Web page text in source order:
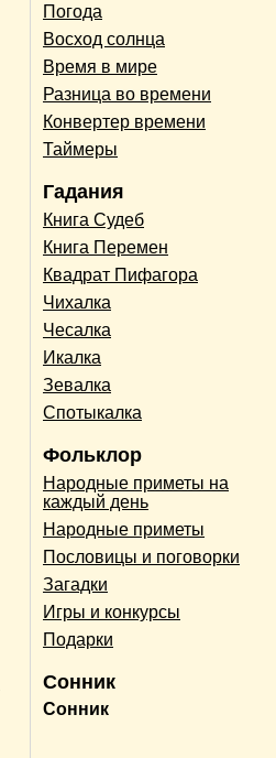
Погода
Восход солнца
Время в мире
Разница во времени
Конвертер времени
Таймеры
Гадания
Книга Судеб
Книга Перемен
Квадрат Пифагора
Чихалка
Чесалка
Икалка
Зевалка
Спотыкалка
Фольклор
Народные приметы на
каждый день
Народные приметы
Пословицы и поговорки
Загадки
Игры и конкурсы
Подарки
Сонник
Сонник